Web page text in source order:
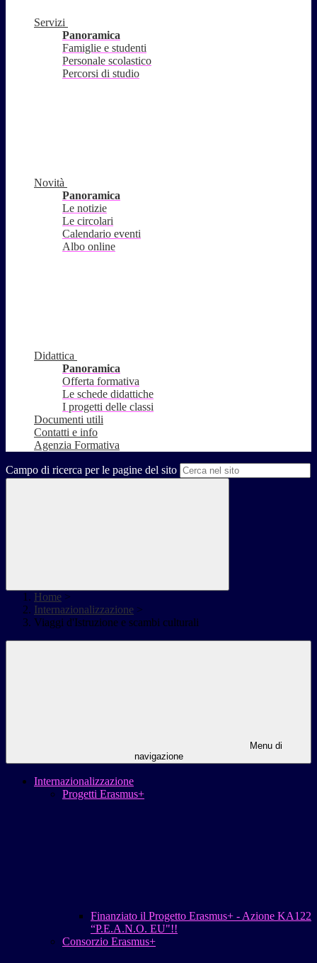
Servizi
Panoramica
Famiglie e studenti
Personale scolastico
Percorsi di studio
Novità
Panoramica
Le notizie
Le circolari
Calendario eventi
Albo online
Didattica
Panoramica
Offerta formativa
Le schede didattiche
I progetti delle classi
Documenti utili
Contatti e info
Agenzia Formativa
Campo di ricerca per le pagine del sito
Home >
Internazionalizzazione >
Viaggi d'Istruzione e scambi culturali
Menu di
navigazione
Internazionalizzazione
Progetti Erasmus+
Finanziato il Progetto Erasmus+ - Azione KA122
“P.E.A.N.O. EU"!!
Consorzio Erasmus+